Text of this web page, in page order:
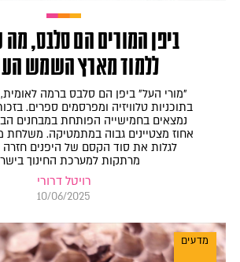
ביפן המורים הם סלבס, מה
ללמוד מארץ השמש
"מורי העל" ביפן הם סלבס ברמה
בתוכניות טלוויזיה ומפרסמים ספרים.
נמצאים בחמישייה הפותחת במבחנים
אחוז מצטיינים גבוה במתמטיקה. משלחת
לגלות את סוד הקסם של היפנים חזרה
מרתקות למערכת החינוך
רויטל דרורי
10/06/2025
מדעים